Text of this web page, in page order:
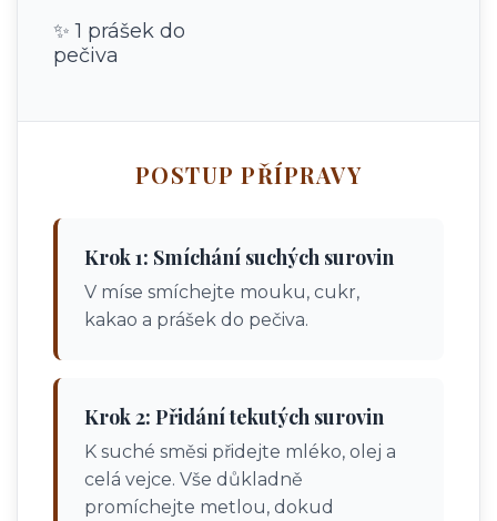
✨ 1 prášek do
pečiva
POSTUP PŘÍPRAVY
Krok 1: Smíchání suchých surovin
V míse smíchejte mouku, cukr,
kakao a prášek do pečiva.
Krok 2: Přidání tekutých surovin
K suché směsi přidejte mléko, olej a
celá vejce. Vše důkladně
promíchejte metlou, dokud